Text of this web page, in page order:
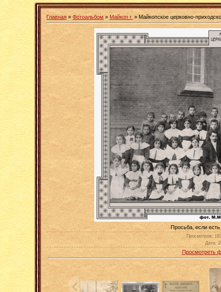
Главная » Фотоальбом» Майкоп г. » Майкопское церковно-
Просьба, если
Просмотров:
Дата:
Просмотреть